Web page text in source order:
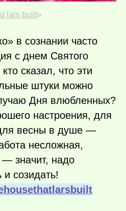
lars built»
в сознании часто
с днем Святого
сказал, что эти
штуки можно
Дня влюбленных?
настроения, для
весны в душе —
несложная,
значит, надо
и созидать!